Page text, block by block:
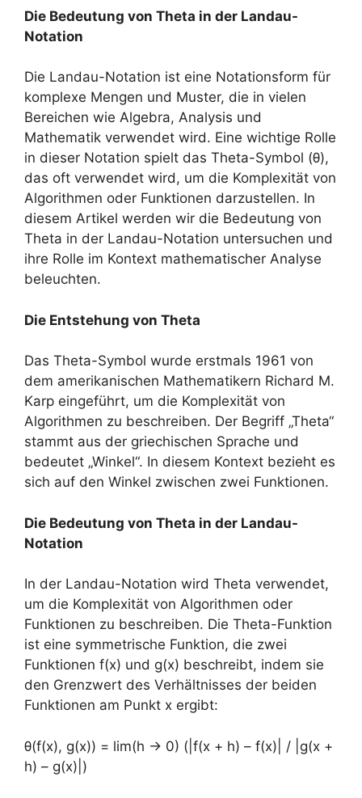
Die Bedeutung von Theta in der Landau-
Notation
Die Landau-Notation ist eine Notationsform für
komplexe Mengen und Muster, die in vielen
Bereichen wie Algebra, Analysis und
Mathematik verwendet wird. Eine wichtige Rolle
in dieser Notation spielt das Theta-Symbol (θ),
das oft verwendet wird, um die Komplexität von
Algorithmen oder Funktionen darzustellen. In
diesem Artikel werden wir die Bedeutung von
Theta in der Landau-Notation untersuchen und
ihre Rolle im Kontext mathematischer Analyse
beleuchten.
Die Entstehung von Theta
Das Theta-Symbol wurde erstmals 1961 von
dem amerikanischen Mathematikern Richard M.
Karp eingeführt, um die Komplexität von
Algorithmen zu beschreiben. Der Begriff „Theta“
stammt aus der griechischen Sprache und
bedeutet „Winkel“. In diesem Kontext bezieht es
sich auf den Winkel zwischen zwei Funktionen.
Die Bedeutung von Theta in der Landau-
Notation
In der Landau-Notation wird Theta verwendet,
um die Komplexität von Algorithmen oder
Funktionen zu beschreiben. Die Theta-Funktion
ist eine symmetrische Funktion, die zwei
Funktionen f(x) und g(x) beschreibt, indem sie
den Grenzwert des Verhältnisses der beiden
Funktionen am Punkt x ergibt:
θ(f(x), g(x)) = lim(h → 0) (|f(x + h) – f(x)| / |g(x +
h) – g(x)|)